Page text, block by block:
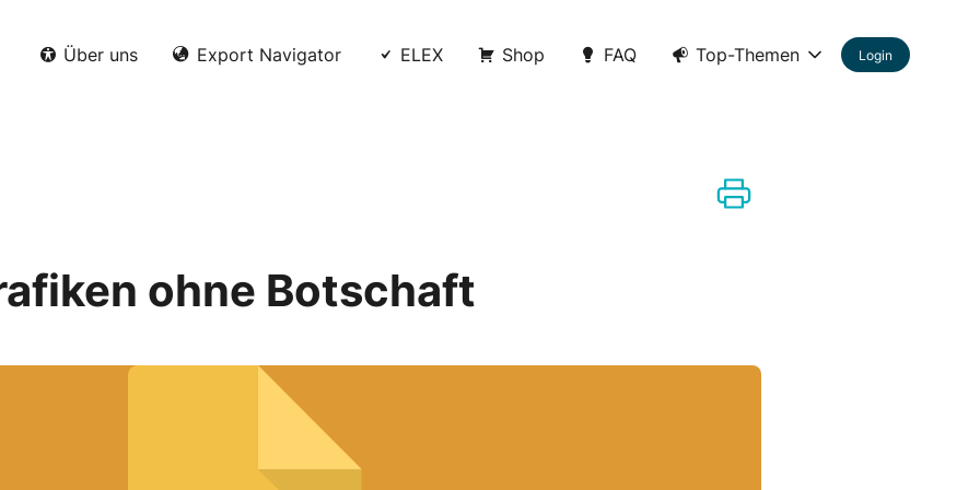
Über uns Export Navigator ELEX Shop FAQ Top-Themen Login
ohne Botschaft